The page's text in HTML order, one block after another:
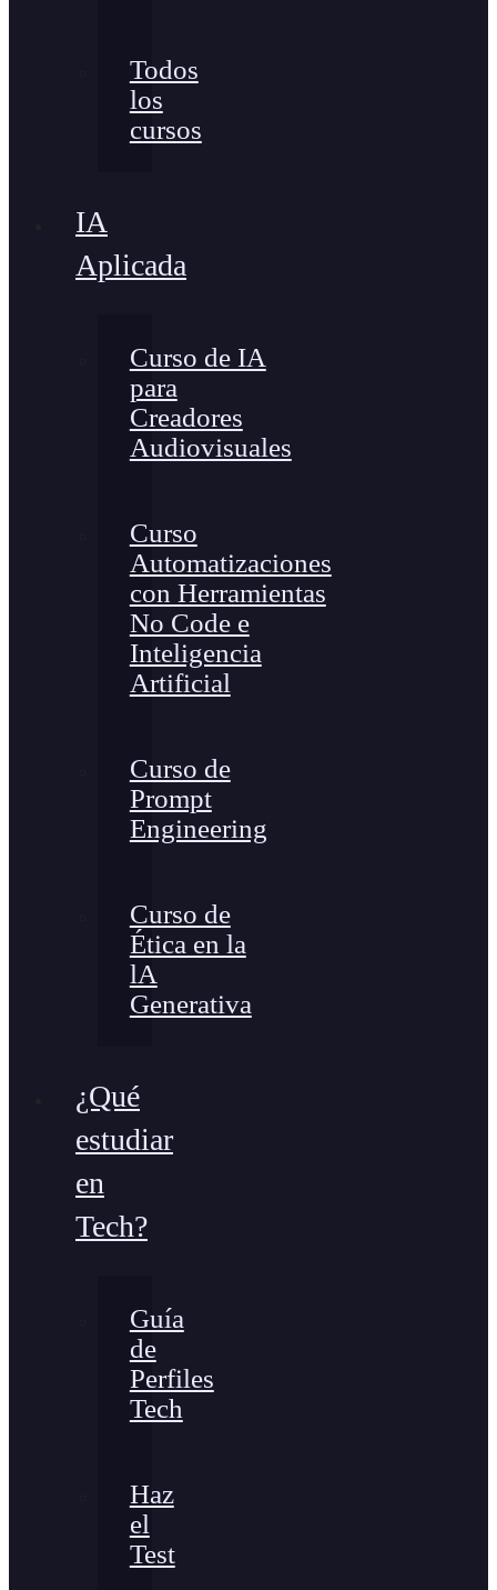
Todos
los
cursos
IA
Aplicada
Curso de IA
para
Creadores
Audiovisuales
Curso
Automatizaciones
con Herramientas
No Code e
Inteligencia
Artificial
Curso de
Prompt
Engineering
Curso de
Ética en la
lA
Generativa
¿Qué
estudiar
en
Tech?
Guía
de
Perfiles
Tech
Haz
el
Test